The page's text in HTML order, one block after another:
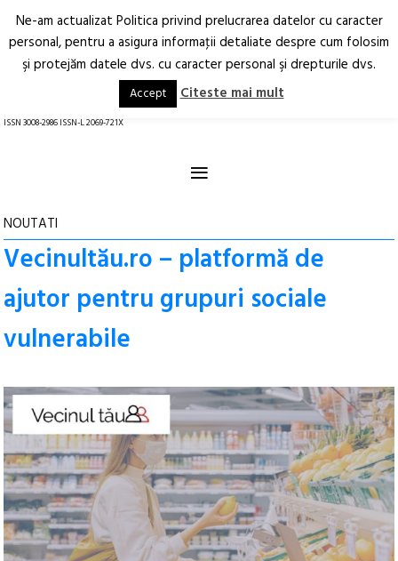
Arhitectură.
Oraș.
RO EN
ISSN 3008-2986 ISSN-L 2069-721X
≡
NOUTATI
Vecinultău.ro – platformă de
ajutor pentru grupuri sociale
vulnerabile
Ne-am actualizat Politica privind prelucrarea datelor cu caracter
personal, pentru a asigura informaţii detaliate despre cum folosim
şi protejăm datele dvs. cu caracter personal şi drepturile dvs.
Accept Citeste mai mult